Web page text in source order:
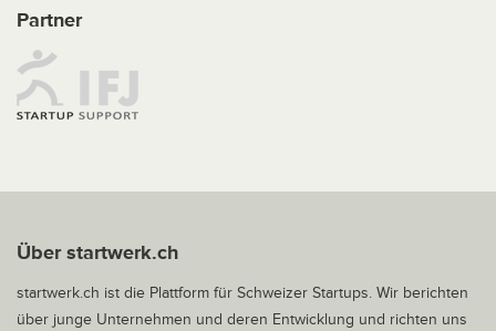
Partner
Über startwerk.ch
startwerk.ch ist die Plattform für Schweizer Startups. Wir berichten
über junge Unternehmen und deren Entwicklung und richten uns